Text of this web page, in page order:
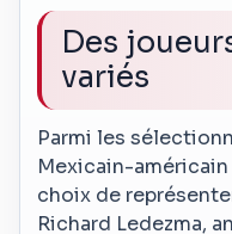
Des
variés
Parmi les
Mexicain-
choix de
Richard Ledezma,